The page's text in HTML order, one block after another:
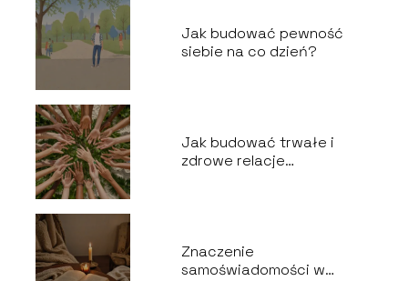
Jak budować pewność
siebie na co dzień?
Jak budować trwałe i
zdrowe relacje
Znaczenie
samoświadomości w